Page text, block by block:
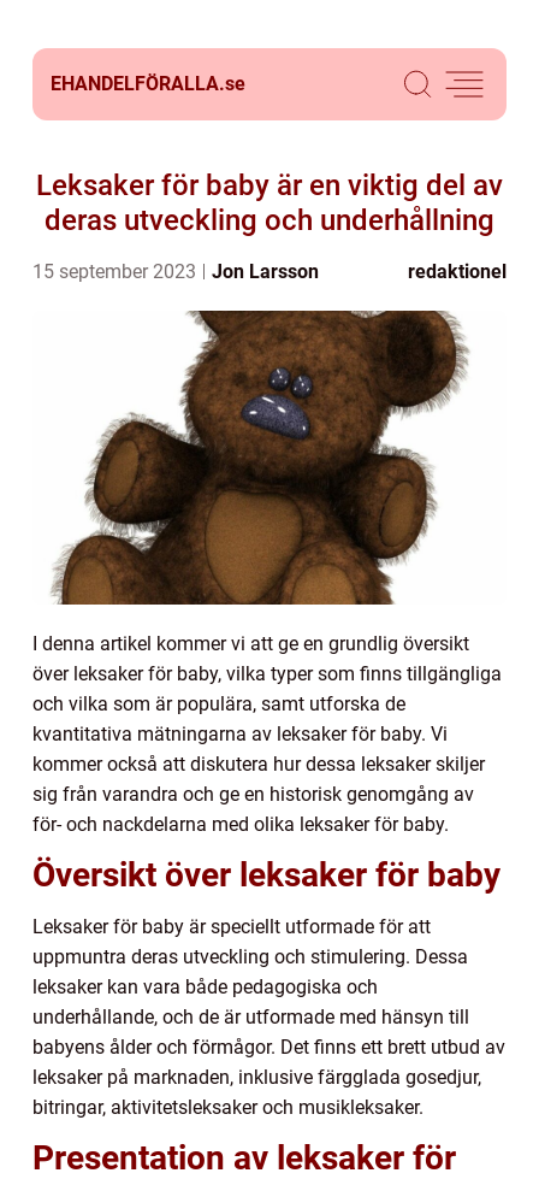
EHANDELFÖRALLA.se
Leksaker för baby är en viktig del av
deras utveckling och underhållning
15 september 2023 Jon Larsson redaktionel
I denna artikel kommer vi att ge en grundlig översikt
över leksaker för baby, vilka typer som finns tillgängliga
och vilka som är populära, samt utforska de
kvantitativa mätningarna av leksaker för baby. Vi
kommer också att diskutera hur dessa leksaker skiljer
sig från varandra och ge en historisk genomgång av
för- och nackdelarna med olika leksaker för baby.
Översikt över leksaker för baby
Leksaker för baby är speciellt utformade för att
uppmuntra deras utveckling och stimulering. Dessa
leksaker kan vara både pedagogiska och
underhållande, och de är utformade med hänsyn till
babyens ålder och förmågor. Det finns ett brett utbud av
leksaker på marknaden, inklusive färgglada gosedjur,
bitringar, aktivitetsleksaker och musikleksaker.
Presentation av leksaker för